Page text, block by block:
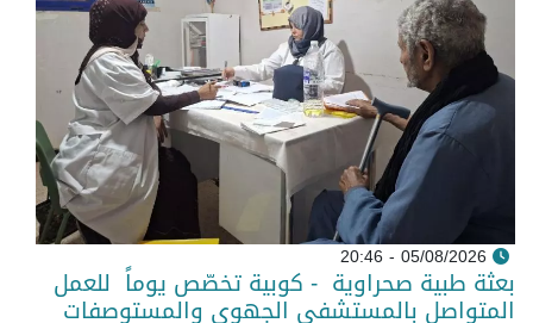
05/08/2026 - 20:46
بعثة طبية صحراوية - كوبية تخصّص يوماً للعمل
المتواصل بالمستشفى الجهوي والمستوصفات